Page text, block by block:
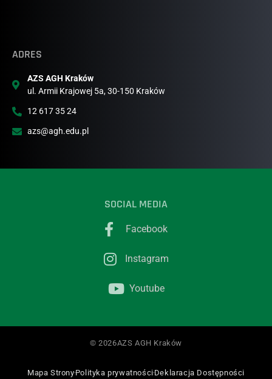
ADRES
AZS AGH Kraków
ul. Armii Krajowej 5a, 30-150 Kraków
12 617 35 24
azs@agh.edu.pl
SOCIAL MEDIA
Facebook
Instagram
Youtube
© 2026AZS AGH Kraków
Mapa StronyPolityka prywatnościDeklaracja Dostępności